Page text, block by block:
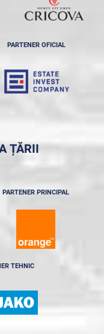
PARTENER OFICIAL
ȚĂRII
PARTENER PRINCIPAL
TEHNIC